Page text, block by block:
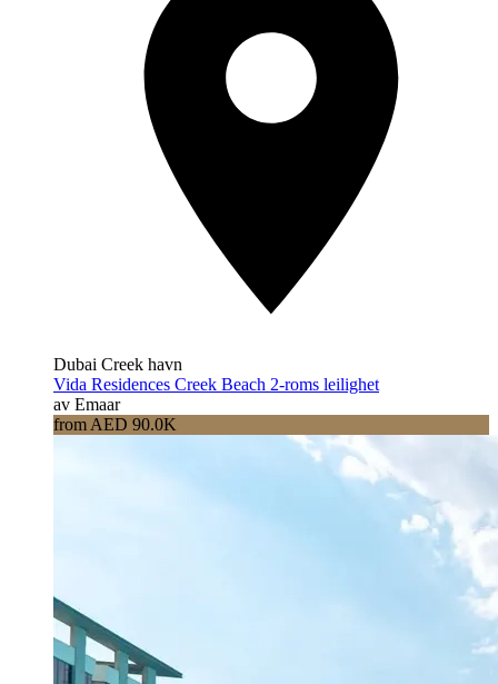
Dubai Creek havn
Vida Residences Creek Beach 2-roms leilighet
av Emaar
from AED 90.0K